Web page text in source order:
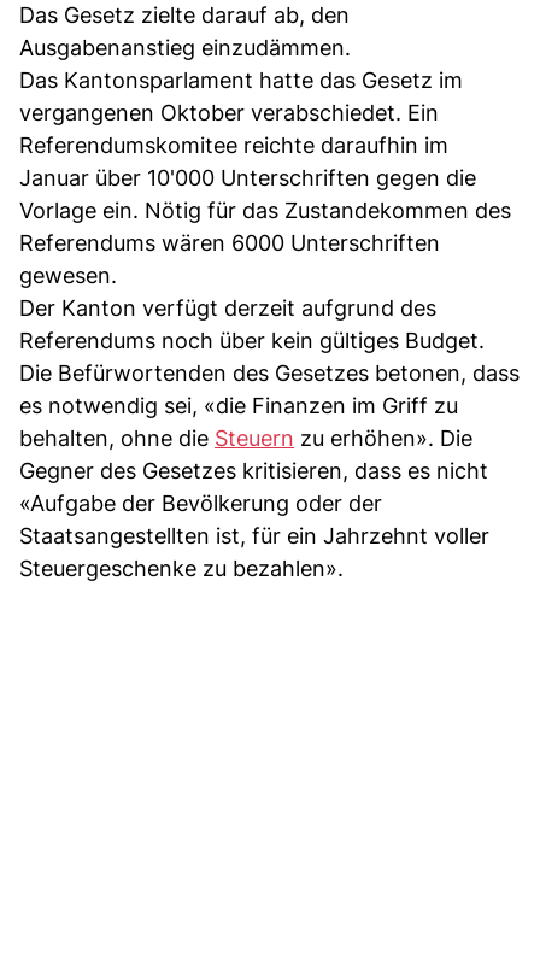
Das Gesetz zielte darauf ab, den
Ausgabenanstieg einzudämmen.
Das Kantonsparlament hatte das Gesetz im
vergangenen Oktober verabschiedet. Ein
Referendumskomitee reichte daraufhin im
Januar über 10'000 Unterschriften gegen die
Vorlage ein. Nötig für das Zustandekommen des
Referendums wären 6000 Unterschriften
gewesen.
Der Kanton verfügt derzeit aufgrund des
Referendums noch über kein gültiges Budget.
Die Befürwortenden des Gesetzes betonen, dass
es notwendig sei, «die Finanzen im Griff zu
behalten, ohne die Steuern zu erhöhen». Die
Gegner des Gesetzes kritisieren, dass es nicht
«Aufgabe der Bevölkerung oder der
Staatsangestellten ist, für ein Jahrzehnt voller
Steuergeschenke zu bezahlen».